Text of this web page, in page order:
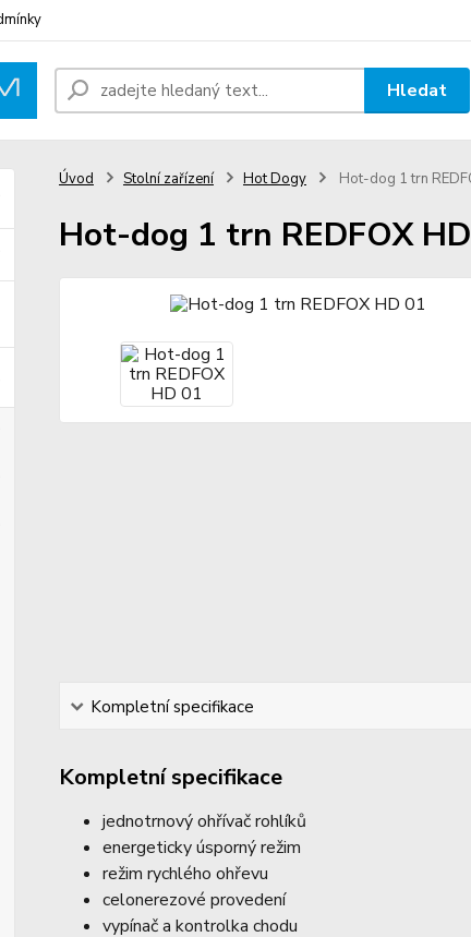
Hledat
Úvod Stolní zařízení Hot Dogy Hot-dog 1 trn
Hot-dog 1 trn REDFOX
Kompletní specifikace
Kompletní specifikace
jednotrnový ohřívač rohlíků
energeticky úsporný režim
režim rychlého ohřevu
celonerezové provedení
vypínač a kontrolka chodu